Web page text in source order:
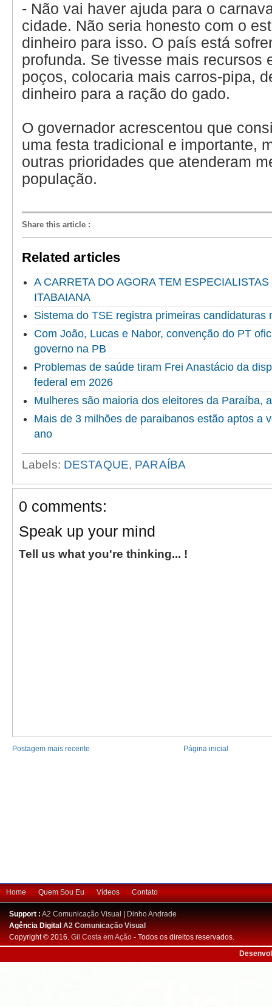
- Não vai haver ajuda para o
cidade. Não seria honesto com o
dinheiro para isso. O país está
profunda. Se tivesse mais recursos
poços, colocaria mais carros-pipa,
dinheiro para a ração do gado.
O governador acrescentou que
uma festa tradicional e importante,
outras prioridades que atenderam
população.
Share this article :
Related articles
A CARRETA DO AGORA TEM
ITABAIANA
Sistema do TSE registra primeiras candidaturas
Com João, Lucas e Nabor, convenção do PT
governo na PB
Problemas de saúde tiram Frei Anastácio da
federal em 2026
Mulheres são maioria dos eleitores da Paraíba,
Mais de 3 milhões de paraibanos estão aptos a
ano
Labels: DESTAQUE, PARAÍBA
0 comments:
Speak up your mind
Tell us what you're thinking... !
Postagem mais recente Página inicial
Home Quem Sou Eu Vídeos Contato
Support : A2 Comunicação Visual
Dinho Andrade
Agência DigitalA2 Comunicação Visual
Copyright © 2016. Gil Costa em Ação - Todos os direitos reservados.